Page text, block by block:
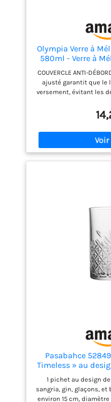
Olympia Verre à
580ml - Verre à
pour
COUVERCLE ANTI-
ajusté garantit que le
versement, évitant les
rangement facile, idéal
CONSTRUCTION
renforce la solidité,
casse. VERSEMENT
assure un versement
RAPIDE: Compatible
Pasabahce
Timeless » au
environ 15
1 pichet au design
sangria, gin, glaçons, et
environ 15 cm,